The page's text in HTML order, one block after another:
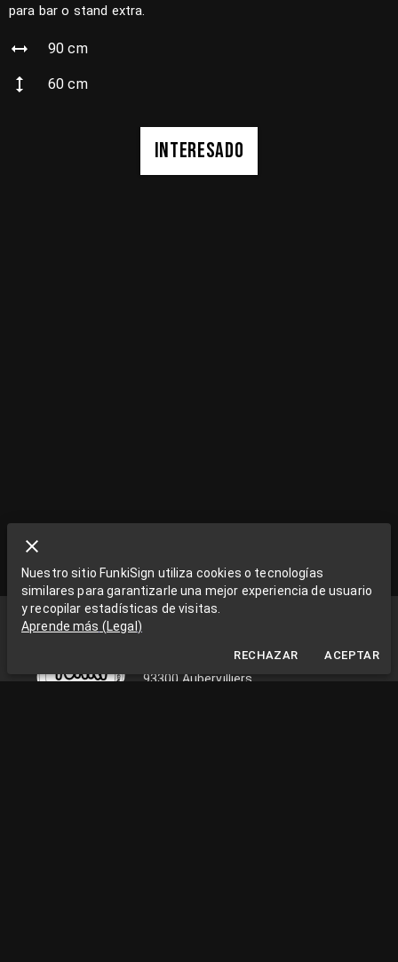
para bar o stand extra.
90 cm
60 cm
INTERESADO
La Grange aux rêves, 3 bis rue Chapon
93300 Aubervilliers
Nuestro sitio FunkiSign utiliza cookies o tecnologías
similares para garantizarle una mejor experiencia de usuario
y recopilar estadísticas de visitas.
Aprende más (Legal )
RECHAZAR ACEPTAR